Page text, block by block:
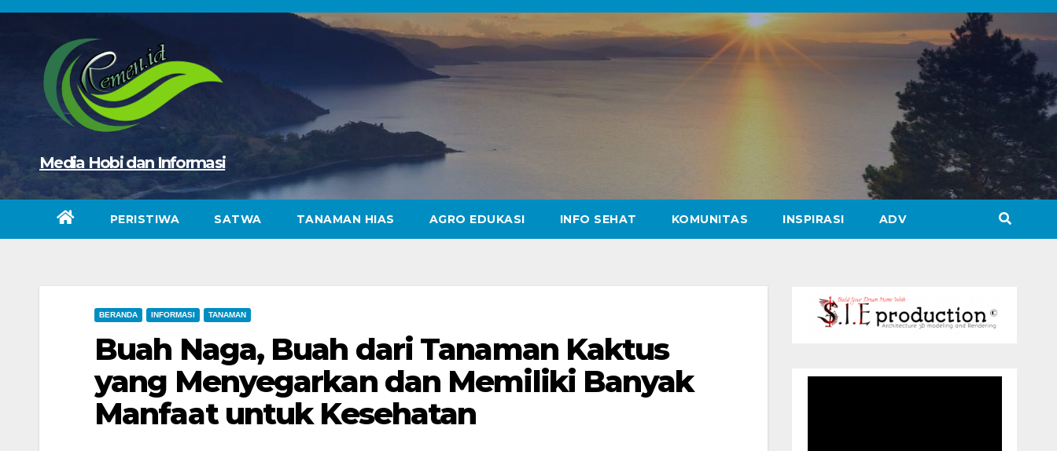
Skip
Media Hobi dan Informasi
PERISTIWA SATWA TANAMAN HIAS AGRO EDUKASI INFO SEHAT KOMUNITAS INSPIRASI ADV
BERANDA INFORMASI TANAMAN
Buah Naga, Buah dari Tanaman Kaktus
yang Menyegarkan dan Memiliki Banyak
Manfaat untuk Kesehatan